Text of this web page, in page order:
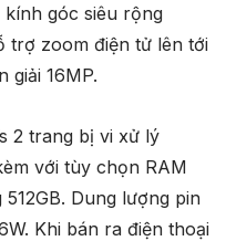
góc siêu rộng
trợ zoom điện tử lên tới
giải 16MP.
2 trang bị vi xử lý
với tùy chọn RAM
Dung lượng pin
Khi bán ra điện thoại